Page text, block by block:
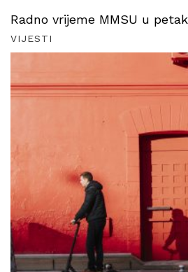
Radno vrijeme MMSU u
VIJESTI